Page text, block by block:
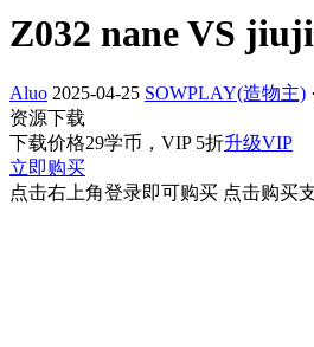
Z032 nane VS
Aluo 2025-04-25 SOWPLAY(造物主) ·
资源下载
下载价格29学币，VIP 5折升级VIP
立即购买
点击右上角登录即可购买 点击购买